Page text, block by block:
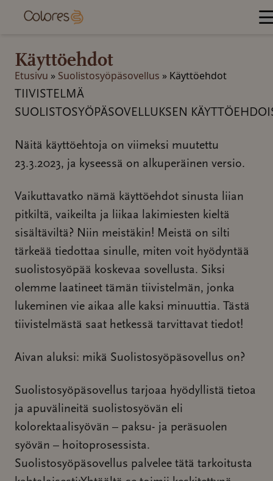
sisältöön
Etusivu » Suolistosyöpäsovellus » Käyttöehdot
Käyttöehdot
TIIVISTELMÄ
SUOLISTOSYÖPÄSOVELLUKSEN
Näitä käyttöehtoja on viimeksi muutettu
23.3.2023, ja kyseessä on alkuperäinen versio.
Vaikuttavatko nämä käyttöehdot sinusta liian
pitkiltä, vaikeilta ja liikaa lakimiesten kieltä
sisältäviltä? Niin meistäkin! Meistä on silti
tärkeää tiedottaa sinulle, miten voit hyödyntää
suolistosyöpää koskevaa sovellusta. Siksi
olemme laatineet tämän tiivistelmän, jonka
lukeminen vie aikaa alle kaksi minuuttia. Tästä
tiivistelmästä saat hetkessä tarvittavat tiedot!
Aivan aluksi: mikä Suolistosyöpäsovellus on?
Suolistosyöpäsovellus tarjoaa hyödyllistä tietoa
ja apuvälineitä suolistosyövän eli
kolorektaalisyövän – paksu- ja peräsuolen
syövän – hoitoprosessista.
Suolistosyöpäsovellus palvelee tätä tarkoitusta